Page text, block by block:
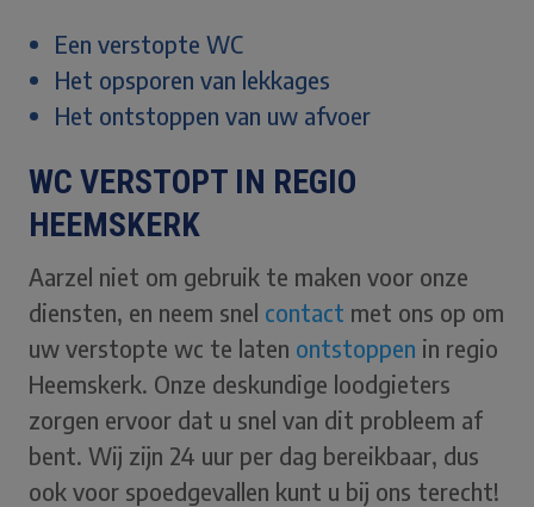
Een verstopte WC
Het opsporen van lekkages
Het ontstoppen van uw afvoer
WC VERSTOPT IN REGIO
HEEMSKERK
Aarzel niet om gebruik te maken voor onze
diensten, en neem snel contact met ons op om
uw verstopte wc te laten ontstoppen in regio
Heemskerk. Onze deskundige loodgieters
zorgen ervoor dat u snel van dit probleem af
bent. Wij zijn 24 uur per dag bereikbaar, dus
ook voor spoedgevallen kunt u bij ons terecht!